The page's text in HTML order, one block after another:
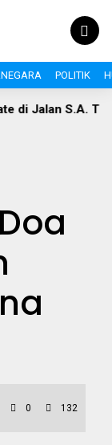
POLITIK
S.A. Tirtayasa
0 132